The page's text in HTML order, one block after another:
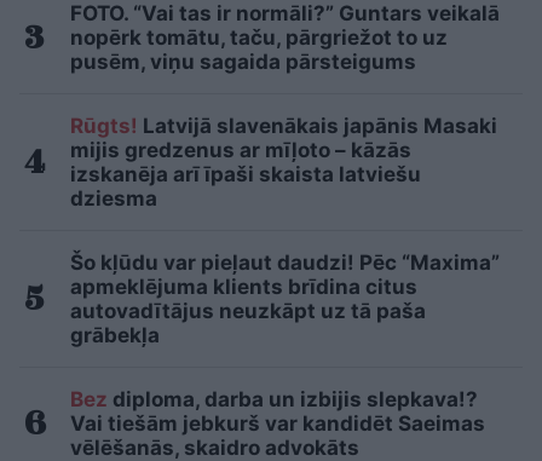
FOTO. “Vai tas ir normāli?” Guntars veikalā
nopērk tomātu, taču, pārgriežot to uz
pusēm, viņu sagaida pārsteigums
Rūgts! Latvijā slavenākais japānis Masaki
mijis gredzenus ar mīļoto – kāzās
izskanēja arī īpaši skaista latviešu
dziesma
Šo kļūdu var pieļaut daudzi! Pēc “Maxima”
apmeklējuma klients brīdina citus
autovadītājus neuzkāpt uz tā paša
grābekļa
Bez diploma, darba un izbijis slepkava!?
Vai tiešām jebkurš var kandidēt Saeimas
vēlēšanās, skaidro advokāts